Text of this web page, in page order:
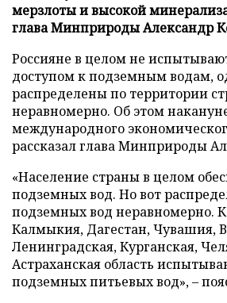
мерзлоты и высокой
глава Минприроды Александр
Россияне в целом не
доступом к подземным водам,
распределены по территории
неравномерно. Об этом
международного
рассказал глава Минприроды
«Население страны в целом
подземных вод. Но вот
подземных вод неравномерно.
Калмыкия, Дагестан, Чувашия,
Ленинградская, Курганская,
Астраханская область
подземных питьевых вод», –